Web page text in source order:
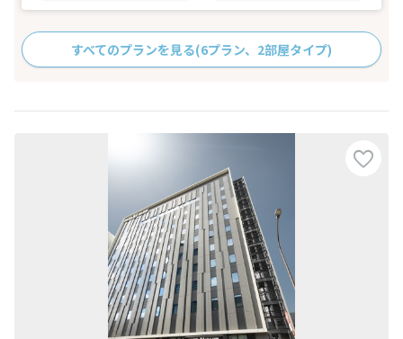
すべてのプランを見る(6プラン、2部屋タイプ)